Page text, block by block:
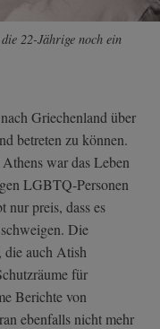
22-Jährige noch ein
Griechenland über
betreten zu können.
war das Leben
LGBTQ-Personen
nur preis, dass es
Die
die auch Atish
für
Berichte von
ebenfalls nicht mehr